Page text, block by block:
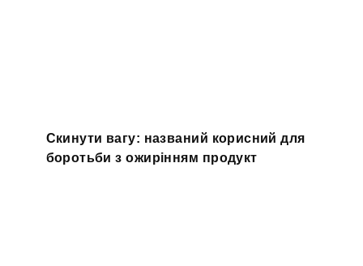
Скинути вагу: названий корисний для
боротьби з ожирінням продукт